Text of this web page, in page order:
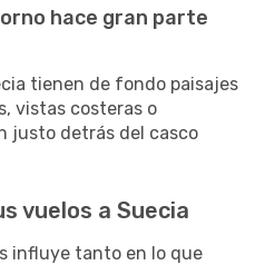
hace gran parte
tienen de fondo paisajes
vistas costeras o
justo detrás del casco
vuelos a Suecia
influye tanto en lo que